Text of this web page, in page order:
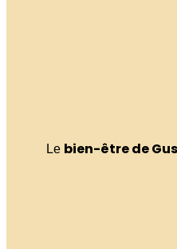
Le bien-être de